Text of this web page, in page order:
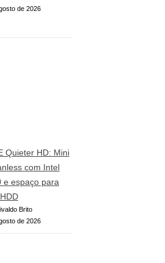
de 2026
Quieter HD: Mini
com Intel
e espaço para
Brito
de 2026